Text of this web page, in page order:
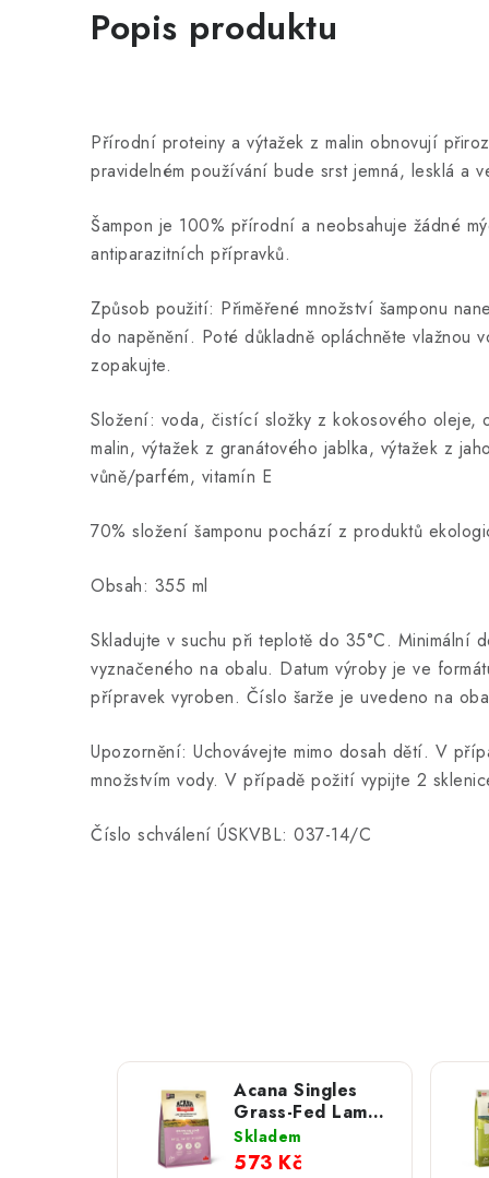
Popis produktu
Přírodní proteiny a výtažek z malin obnovují
pravidelném používání bude srst jemná, lesklá a
Šampon je 100% přírodní a neobsahuje žádné
antiparazitních přípravků.
Způsob použití: Přiměřené množství šamponu
do napěnění. Poté důkladně opláchněte vlažnou
zopakujte.
Složení: voda, čistící složky z kokosového oleje,
malin, výtažek z granátového jablka, výtažek z
vůně/parfém, vitamín E
70% složení šamponu pochází z produktů
Obsah: 355 ml
Skladujte v suchu při teplotě do 35°C. Minimální
vyznačeného na obalu. Datum výroby je ve
přípravek vyroben. Číslo šarže je uvedeno na
Upozornění: Uchovávejte mimo dosah dětí. V
množstvím vody. V případě požití vypijte 2
Číslo schválení ÚSKVBL: 037-14/C
Acana Singles
Grass-Fed Lamb;
2 kg
Skladem
573 Kč